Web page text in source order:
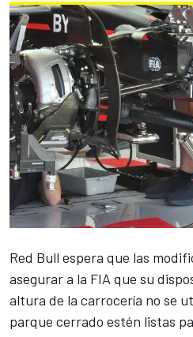
Red Bull espera que las
asegurar a la FIA que su
altura de la carrocería no se
parque cerrado estén listas